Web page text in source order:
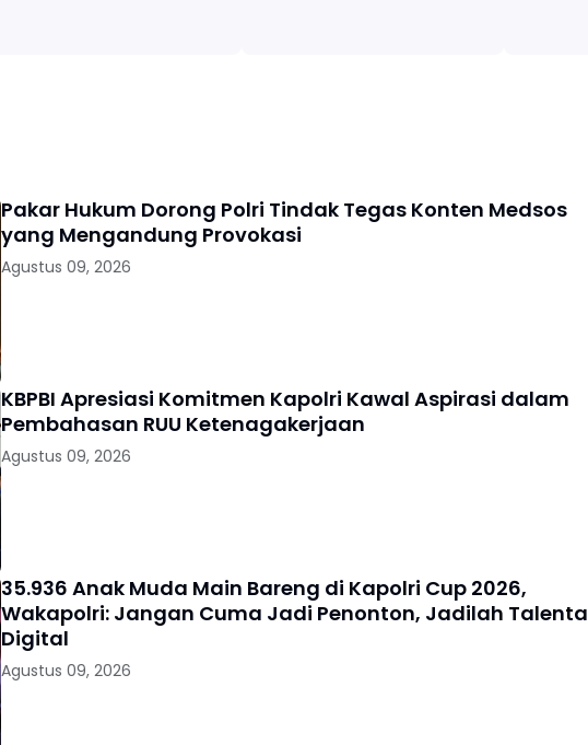
Pakar Hukum Dorong Polri Tindak Tegas Konten Medsos
yang Mengandung Provokasi
Agustus 09, 2026
KBPBI Apresiasi Komitmen Kapolri Kawal Aspirasi dalam
Pembahasan RUU Ketenagakerjaan
Agustus 09, 2026
35.936 Anak Muda Main Bareng di Kapolri Cup 2026,
Wakapolri: Jangan Cuma Jadi Penonton, Jadilah Talenta
Digital
Agustus 09, 2026